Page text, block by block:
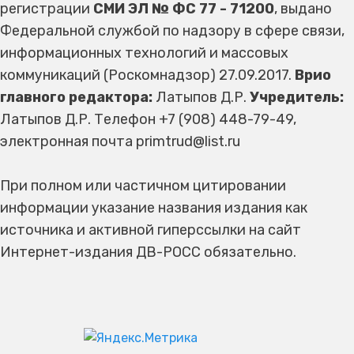
регистрации СМИ ЭЛ № ФС 77 - 71200, выдано
Федеральной службой по надзору в сфере связи,
информационных технологий и массовых
коммуникаций (Роскомнадзор) 27.09.2017. Врио
главного редактора: Латыпов Д.Р. Учредитель:
Латыпов Д.Р. Телефон +7 (908) 448-79-49,
электронная почта primtrud@list.ru
При полном или частичном цитировании
информации указание названия издания как
источника и активной гиперссылки на сайт
Интернет-издания ДВ-РОСС обязательно.